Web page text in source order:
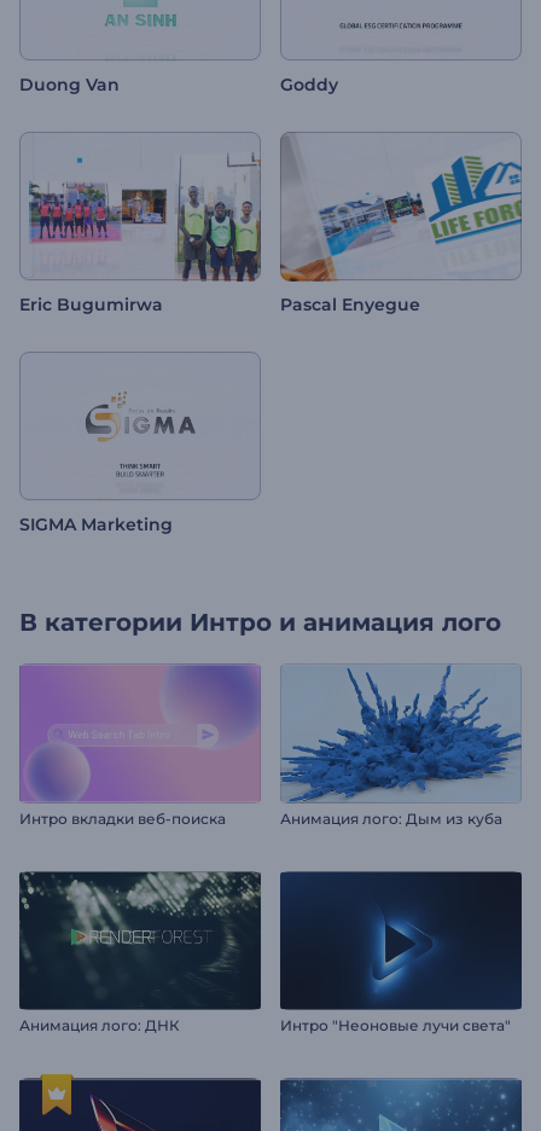
Duong Van Goddy
Eric Bugumirwa Pascal Enyegue
SIGMA Marketing
В категории Интро и анимация лого
Интро вкладки веб-поиска Анимация лого: Дым из куба
Анимация лого: ДНК Интро "Неоновые лучи света"